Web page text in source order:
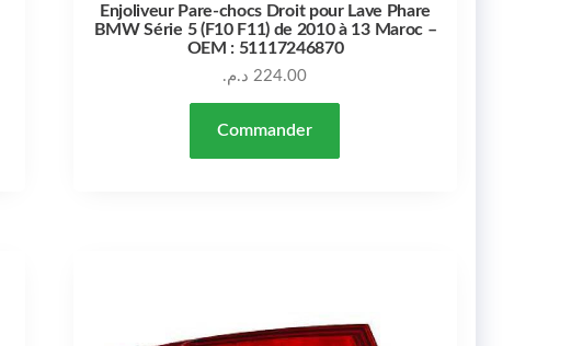
Enjoliveur Pare-chocs Droit pour Lave Phare
BMW Série 5 (F10 F11) de 2010 à 13 Maroc –
OEM : 51117246870
224.00 د.م.
Commander